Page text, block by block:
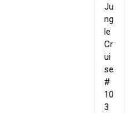
Ju
ng
le
Cr
ui
se
#
10
3